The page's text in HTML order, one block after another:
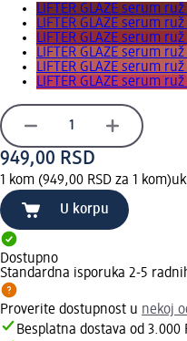
LIFTER GLAZE serum
LIFTER GLAZE serum
LIFTER GLAZE serum
LIFTER GLAZE serum
LIFTER GLAZE serum
LIFTER GLAZE serum
949,00 RSD
1 kom (949,00 RSD za 1 kom)
U korpu
Dostupno
Standardna isporuka 2-5
Proverite dostupnost u nekoj
Besplatna dostava od 3.000